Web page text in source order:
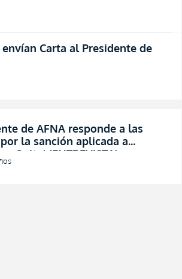
Carta al Presidente de
de AFNA responde a las
la sanción aplicada a
Quito! (ENTREVISTA)